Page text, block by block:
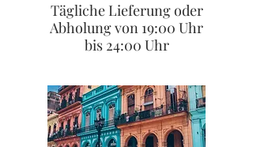
Tägliche Lieferung oder
Abholung von 19:00 Uhr
bis 24:00 Uhr